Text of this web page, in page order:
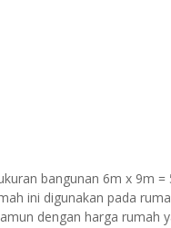
bangunan 6m x 9m
ini digunakan pada
dengan harga rumah